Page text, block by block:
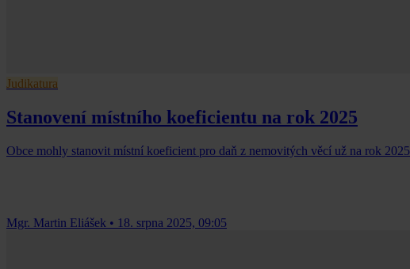
Judikatura
Stanovení místního koeficientu na rok 2025
Obce mohly stanovit místní koeficient pro daň z nemovitých věcí už na rok 2025
Mgr. Martin Eliášek • 18. srpna 2025, 09:05